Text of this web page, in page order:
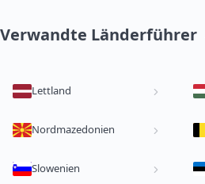
Verwandte Länderführer
Lettland
Nordmazedonien
Slowenien